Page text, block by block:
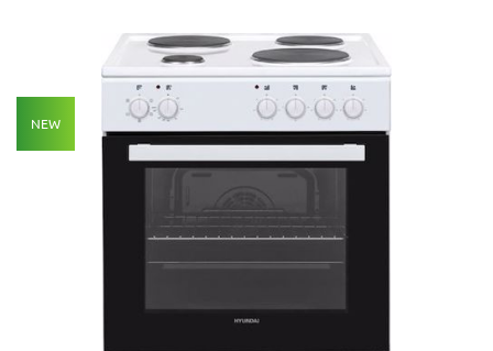
NEW